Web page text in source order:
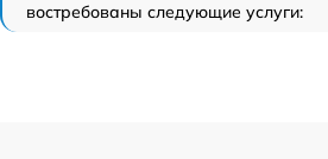
востребованы следующие услуги: